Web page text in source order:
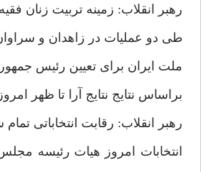
رهبر انقلاب: زمينه تربيت زنان
طى دو عمليات در زاهدان و سراوان, 13 تن از پرسنل نيروى انتظامى در درگيرى با اشرار مسلح به
ملت ايران براى تعيين رئيس جمهور ,
براساس نتايج نتايج آرا تا ظهر
رهبر انقلاب: رقابت انتخاباتى تمام
انتخابات امروز هيات رئيسه